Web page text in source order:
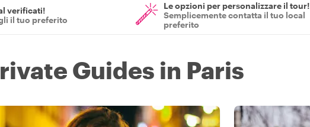
verificati!
il tuo preferito
Le opzioni per personalizzare il tour!
Semplicemente contatta il tuo local
preferito
Guides in Paris